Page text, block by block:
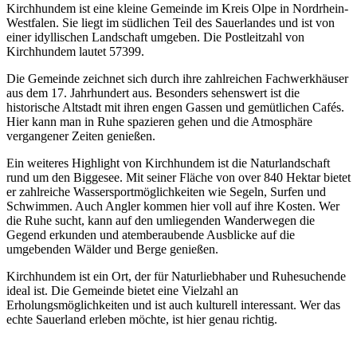
Kirchhundem ist eine kleine Gemeinde im Kreis Olpe in Nordrhein-
Westfalen. Sie liegt im südlichen Teil des Sauerlandes und ist von
einer idyllischen Landschaft umgeben. Die Postleitzahl von
Kirchhundem lautet 57399.
Die Gemeinde zeichnet sich durch ihre zahlreichen Fachwerkhäuser
aus dem 17. Jahrhundert aus. Besonders sehenswert ist die
historische Altstadt mit ihren engen Gassen und gemütlichen Cafés.
Hier kann man in Ruhe spazieren gehen und die Atmosphäre
vergangener Zeiten genießen.
Ein weiteres Highlight von Kirchhundem ist die Naturlandschaft
rund um den Biggesee. Mit seiner Fläche von over 840 Hektar bietet
er zahlreiche Wassersportmöglichkeiten wie Segeln, Surfen und
Schwimmen. Auch Angler kommen hier voll auf ihre Kosten. Wer
die Ruhe sucht, kann auf den umliegenden Wanderwegen die
Gegend erkunden und atemberaubende Ausblicke auf die
umgebenden Wälder und Berge genießen.
Kirchhundem ist ein Ort, der für Naturliebhaber und Ruhesuchende
ideal ist. Die Gemeinde bietet eine Vielzahl an
Erholungsmöglichkeiten und ist auch kulturell interessant. Wer das
echte Sauerland erleben möchte, ist hier genau richtig.